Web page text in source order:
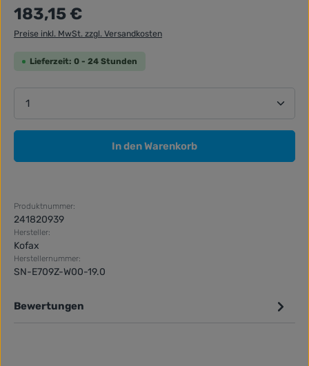
Regulärer Preis:
183,15 €
Preise inkl. MwSt. zzgl. Versandkosten
Lieferzeit: 0 - 24 Stunden
Produkt Anzahl: Gib den gewünschten Wert ein
In den Warenkorb
Produktnummer:
241820939
Hersteller:
Kofax
Herstellernummer:
SN-E709Z-W00-19.0
Bewertungen